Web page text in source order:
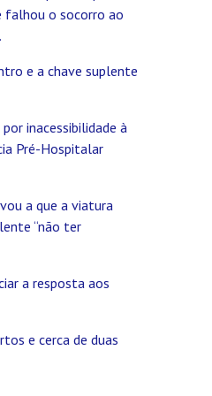
falhou o socorro ao
e a chave suplente
inacessibilidade à
Pré-Hospitalar
a que a viatura
“não ter
a resposta aos
e cerca de duas